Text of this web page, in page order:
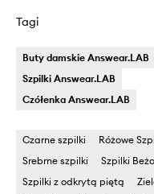
Tagi
Buty damskie Answear.LAB
Szpilki Answear.LAB
Czółenka Answear.LAB
Czarne szpilki Różowe
Srebrne szpilki
Szpilki
Szpilki z odkrytą piętą